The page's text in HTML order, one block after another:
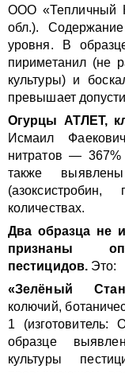
ООО «Тепличный
обл.).
уровня. В
пириметанил (не
культуры) и
превышает
Огурцы АТЛЕТ,
Исмаил
нитратов — 367%
также
количествах.
Два образца не
признаны
пестицидов. Это:
«Зелёный
колючий,
1
образце
культуры